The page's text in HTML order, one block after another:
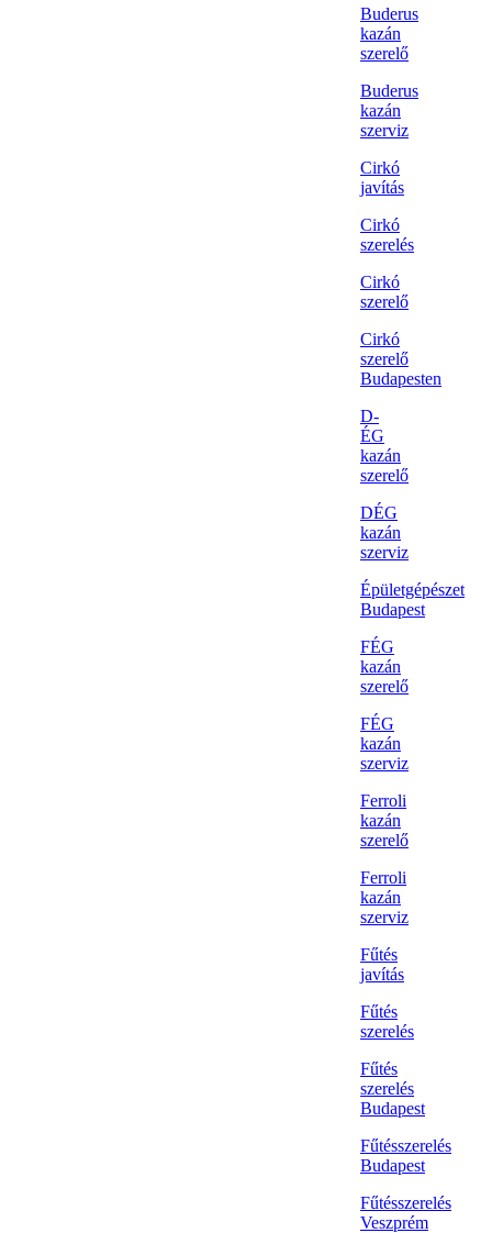
Buderus
kazán
szerelő
Buderus
kazán
szerviz
Cirkó
javítás
Cirkó
szerelés
Cirkó
szerelő
Cirkó
szerelő
Budapesten
D-
ÉG
kazán
szerelő
DÉG
kazán
szerviz
Épületgépészet
Budapest
FÉG
kazán
szerelő
FÉG
kazán
szerviz
Ferroli
kazán
szerelő
Ferroli
kazán
szerviz
Fűtés
javítás
Fűtés
szerelés
Fűtés
szerelés
Budapest
Fűtésszerelés
Budapest
Fűtésszerelés
Veszprém